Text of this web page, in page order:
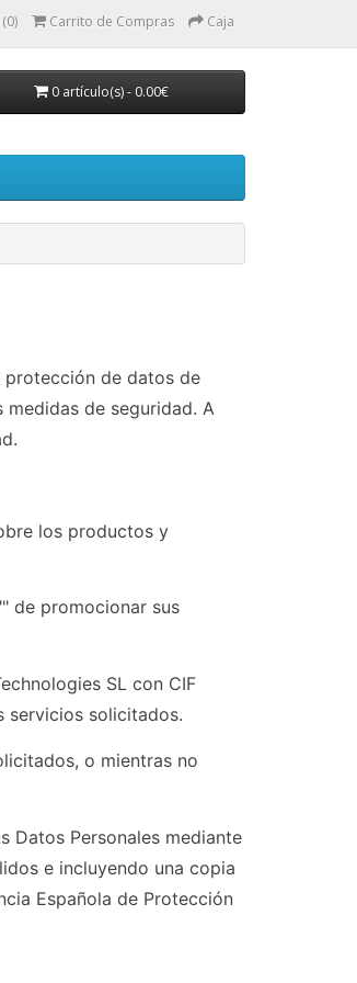
Carrito de Compras Caja
0 artículo(s) - 0.00€
protección de datos de
de seguridad. A
los productos y
de promocionar sus
SL con CIF
servicios solicitados.
o mientras no
Datos Personales mediante
e incluyendo una copia
Española de Protección